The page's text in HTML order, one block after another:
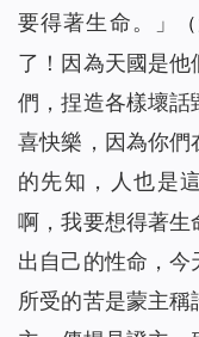
要得著生命。
」
了！因為天國是
們，捏造各樣壞話
喜快樂，因為你
的先知，人也是
啊，我要想得著生
出自己的性命，
所受的苦是蒙主